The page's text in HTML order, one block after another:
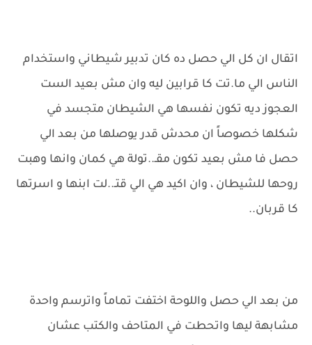
اتقال ان كل الي حصل ده كان تدبير شيطاني واستخدام
الناس الي ما.تت كا قرابين ليه وان مش بعيد الست
العجوز ديه تكون نفسها هي الشيطان متجسد في
شكلها خصوصاً ان محدش قدر يوصلها من بعد الي
حصل فا مش بعيد تكون مقـ..تولة هي كمان وانها وهبت
روحها للشيطان ، وان اكيد هي الي قتـ..لت ابنها و اسرتها
كا قربان..
من بعد الي حصل واللوحة اختفت تماماً واترسم واحدة
مشابهة ليها واتحطت في المتاحف والكتب عشان